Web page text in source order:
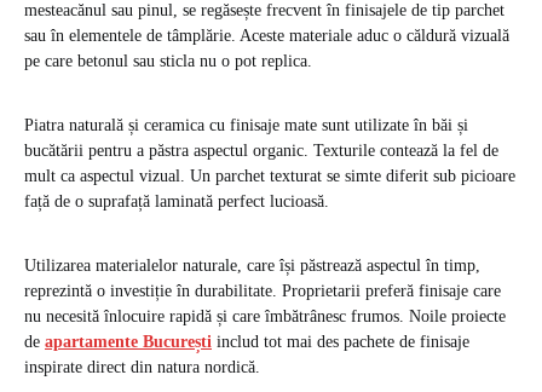
mesteacănul sau pinul, se regăsește frecvent în finisajele de tip parchet
sau în elementele de tâmplărie. Aceste materiale aduc o căldură vizuală
pe care betonul sau sticla nu o pot replica.
Piatra naturală și ceramica cu finisaje mate sunt utilizate în băi și
bucătării pentru a păstra aspectul organic. Texturile contează la fel de
mult ca aspectul vizual. Un parchet texturat se simte diferit sub picioare
față de o suprafață laminată perfect lucioasă.
Utilizarea materialelor naturale, care își păstrează aspectul în timp,
reprezintă o investiție în durabilitate. Proprietarii preferă finisaje care
nu necesită înlocuire rapidă și care îmbătrânesc frumos. Noile proiecte
de apartamente București includ tot mai des pachete de finisaje
inspirate direct din natura nordică.